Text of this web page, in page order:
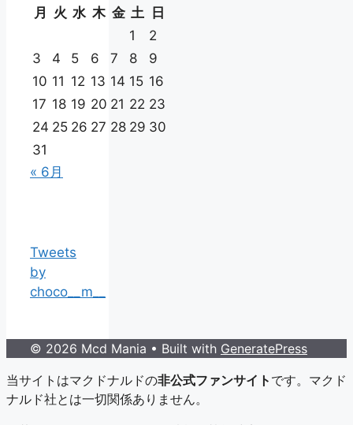
月
火 水 木 金 土
日
1
2
3
4 5 6 7 8
9
10 11 12 13 14 15 16
17 18 19 20 21 22 23
24 25 26 27 28 29 30
31
« 6月
Tweets
by
choco__m__
© 2026 Mcd Mania • Built with GeneratePress
当サイトはマクドナルドの非公式ファンサイト です。マクド
ナルド社とは一切関係ありません。